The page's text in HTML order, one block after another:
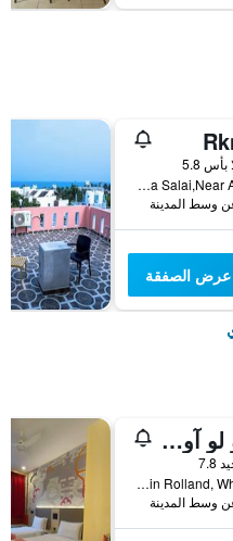
بأس 5.8
Anna Salai,Near Anandha Inn, بودوتشيري, الهند
عرض الصفقة
هوتل دو لو آورينت بوند تشيري
7.8
17 Rue Romain Rolland, White Town, بودوتشيري, الهند